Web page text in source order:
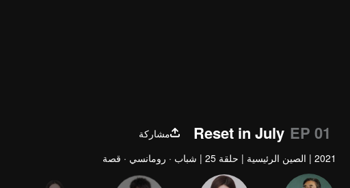
Reset in July EP 01
مشاركة
2021
| الصين الرئيسية | حلقة 25 | شباب · رومانسي · قصة